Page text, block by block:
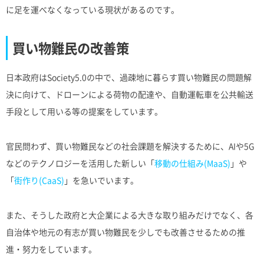
に足を運べなくなっている現状があるのです。
買い物難民の改善策
日本政府はSociety5.0の中で、過疎地に暮らす買い物難民の問題解
決に向けて、ドローンによる荷物の配達や、自動運転車を公共輸送
手段として用いる等の提案をしています。
官民問わず、買い物難民などの社会課題を解決するために、AIや5G
などのテクノロジーを活用した新しい「移動の仕組み(MaaS) 」や
「街作り(CaaS) 」を急いでいます。
また、そうした政府と大企業による大きな取り組みだけでなく、各
自治体や地元の有志が買い物難民を少しでも改善させるための推
進・努力をしています。